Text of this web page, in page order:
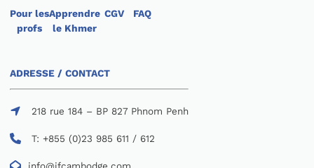
Pour les
profs
Apprendre
le Khmer
CGV FAQ
ADRESSE / CONTACT
218 rue 184 – BP 827 Phnom Penh
T: +855 (0)23 985 611 / 612